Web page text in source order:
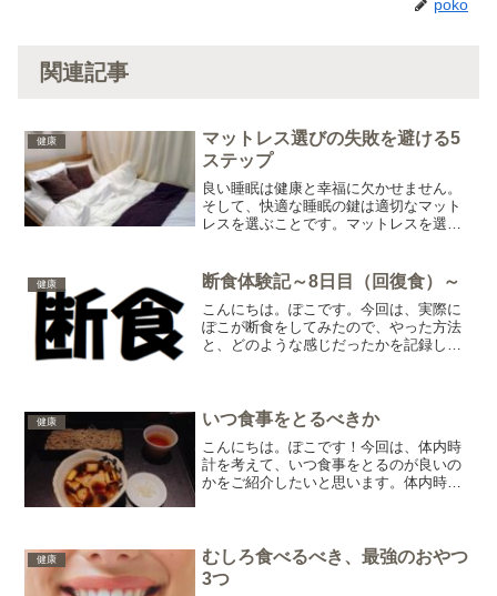
poko
関連記事
健康
マットレス選びの失敗を避ける5
ステップ
良い睡眠は健康と幸福に欠かせません。
そして、快適な睡眠の鍵は適切なマット
レスを選ぶことです。マットレスを選ぶ
の重要なステップをご紹介します。ステ
ップ1: 快適さをテス...
健康 断食体験記～8日目（回復食）～
こんにちは。ぽこです。今回は、実際に
ぽこが断食をしてみたので、やった方法
と、どのような感じだったかを記録した
で、見てみてください。。...
健康 いつ食事をとるべきか
こんにちは。ぽこです！今回は、体内時
計を考えて、いつ食事をとるのが良いの
かをご紹介したいと思います。体内時計
あります。そして体内時...
健康
むしろ食べるべき、最強のおやつ
3つ